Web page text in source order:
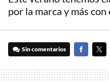
por la marca y más con
Sin comentarios